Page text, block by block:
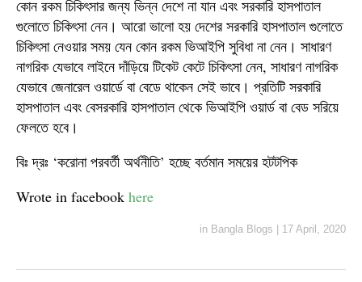
কোন রকম চিকিৎসার জন্য ভিন্ন দেশে না যান এবং সরকারি হাসপাতাল
গুলোতে চিকিৎসা নেন। আরো ভালো হয় দেশের সরকারি হাসপাতাল গুলোতে
চিকিৎসা নেওয়ার সময় যেন কোন রকম ভিআইপি সুবিধা না নেন। সাধারণ
নাগরিক যেভাবে লাইনে দাঁড়িয়ে টিকেট কেটে চিকিৎসা নেন, সাধারণ নাগরিক
যেভাবে জেনারেল ওয়ার্ডে বা বেডে থাকেন সেই ভাবে। প্রতিটি সরকারি
হাসপাতাল এবং বেসরকারি হাসপাতাল থেকে ভিআইপি ওয়ার্ড বা বেড সরিয়ে
ফেলতে হবে।
বিঃ দ্রঃ ‘করোনা পরবর্তী অর্থনীতি’ হচ্ছে বর্তমান সময়ের হটটপিক
Wrote in facebook here
in Bangla Blogs 17 April, 2020